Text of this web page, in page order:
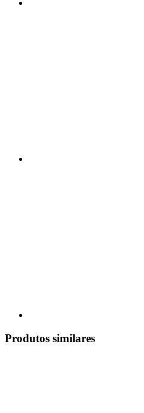
Produtos similares